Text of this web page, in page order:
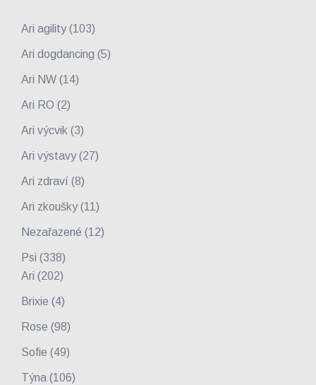
Ari agility(103)
Ari dogdancing (5)
Ari NW (14)
Ari RO (2)
Ari výcvik (3)
Ari výstavy(27)
Ari zdraví (8)
Ari zkoušky(11)
Nezařazené (12)
Psi (338)
Ari (202)
Brixie (4)
Rose (98)
Sofie (49)
Týna(106)